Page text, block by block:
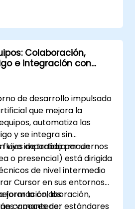
Colaboración,
e integración con
de desarrollo impulsado
que mejora la
automatiza las
y se integra sin
de trabajo modernos
vivo impartida por un
o presencial) está dirigida
de nivel intermedio
Cursor en sus entornos
la colaboración,
y mantener estándares
formación, los
capaces de: